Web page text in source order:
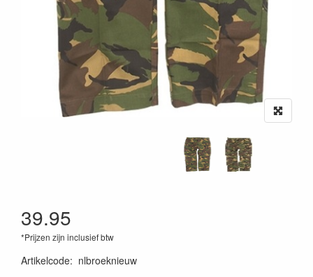
39.95
*Prijzen zijn inclusief btw
Artikelcode: nlbroeknieuw